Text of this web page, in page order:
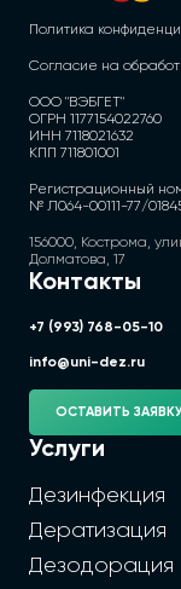
Политика
Согласие на
ООО "ВЭБГЕТ"
ОГРН 1177154022760
ИНН 7118021632
КПП 711801001
Регистрационный
№ Л064-00111-77/
156000, Кострома,
Долматова, 17
Контакты
+7 (993) 768-05-10
info@uni-dez.ru
ОСТАВИТЬ
Услуги
Дезинфекция
Дератизация
Дезодорация